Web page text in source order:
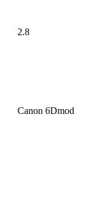
2.8
Canon 6Dmod